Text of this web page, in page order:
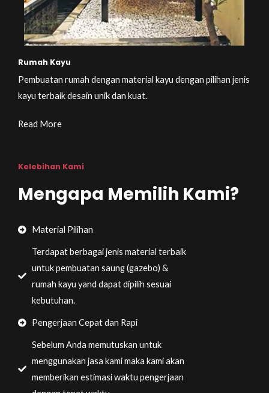
Rumah Kayu
Pembuatan rumah dengan material kayu dengan pilihan jenis
kayu terbaik desain unik dan kuat.
Read More
Kelebihan Kami
Mengapa Memilih Kami?
Material Pilihan
Terdapat berbagai jenis material terbaik
untuk pembuatan saung (gazebo) &
rumah kayu yand dapat dipilih sesuai
kebutuhan.
Pengerjaan Cepat dan Rapi
Sebelum Anda memutuskan untuk
menggunakan jasa kami maka kami akan
memberikan estimasi waktu pengerjaan